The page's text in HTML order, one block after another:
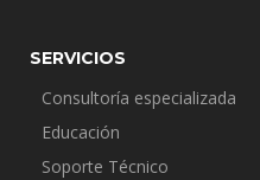
SERVICIOS
Consultoría especializada
Educación
Soporte Técnico